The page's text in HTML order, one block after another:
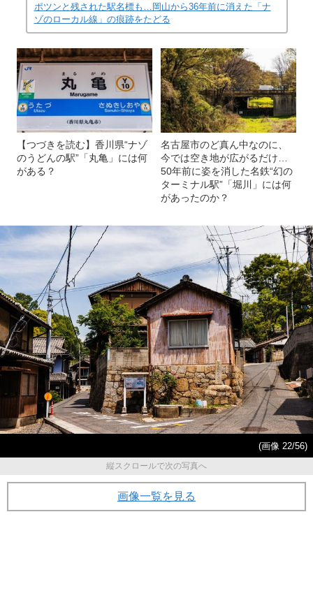
ポツンと残された駅名標も…岡山から36年前に消えた「ナ
ゾのローカル線」の痕跡をたどる
【つづきを読む】香川県“ナゾ
のうどんの駅”「丸亀」には何
がある？
名古屋市のど真ん中なのに、
今では空き地が広がるだけ…
50年前に姿を消した名鉄“幻の
ターミナル駅”「堀川」には何
があったのか？
(画像 22/56)
縦スクロールで次の写真へ
画像一覧を見る